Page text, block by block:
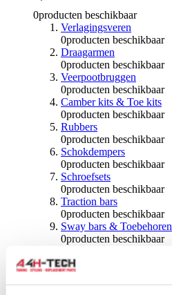
0producten beschikbaar
Verlagingsveren
0producten beschikbaar
Draagarmen
0producten beschikbaar
Veerpootbruggen
0producten beschikbaar
Camber kits & Toe kits
0producten beschikbaar
Rubbers
0producten beschikbaar
Schokdempers
0producten beschikbaar
Schroefsets
0producten beschikbaar
Traction bars
0producten beschikbaar
Sway bars & Toebehoren
0producten beschikbaar
0producten beschikbaar
Wiellagers & Naven
0producten beschikbaar